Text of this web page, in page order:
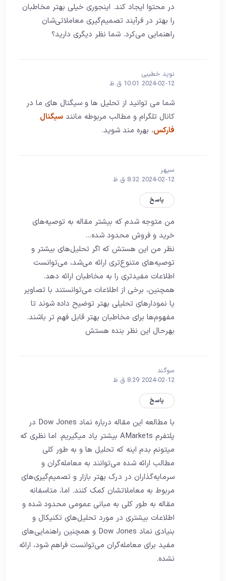
در محتوا ایجاد کند. اینجوری خیلی بهتر مخاطبان
را بهتر در فرآیند تصمیم‌گیری معاملاتی‌شان
راهنمایی می‌کرد. شما نظر دیگری دارید؟
نوید خطیبی
2024-02-12 10:01 ق.ظ
شما می توانید از تحلیل ها و سیگنال های ما در
کانال تلگرام و مطالب مربوطه مانند سیگنال
فارکس، بهره مند شوید.
سپهر
2024-02-12 8:32 ق.ظ
پاسخ
من متوجه شدم که بیشتر مقاله به توصیه‌های
خرید و فروش محدود شده…
نظر من این هستش که اگر تحلیل‌های بیشتر و
توصیه‌های متنوع‌تری ارائه می‌شد، می‌توانست
اطلاعات مفیدتری را به مخاطبان ارائه دهد.
همچنین، برخی از اطلاعات می‌توانستند با تصاویر
یا نمودارهای تحلیلی بهتر توضیح داده شوند تا
مفهوم‌ها برای مخاطبان بهتر قابل فهم تر باشند.
بهرحال این نظر بنده هستش
سوگند
2024-02-12 8:29 ق.ظ
پاسخ
با مطالعه این مقاله درباره نماد Dow Jones در
پلتفرم AMarkets بیشتر یاد میگیریم. اما نظری که
میتونم بدم اینه که تحلیل ها و به طور کلی
مطالب ارائه شده می‌توانند به معامله‌گران و
سرمایه‌گذاران در درک بهتر بازار و تصمیم‌گیری‌های
مربوط به معاملاتشان کمک کنند. اما، متاسفانه
مقاله به طور کلی به مبانی عمومی محدود شده و
اطلاعات بیشتری در مورد تحلیل‌های تکنیکال و
بنیادی نماد Dow Jones و همچنین راهنمایی‌های
مفید برای معامله‌گران می‌توانست فراهم شود، ارائه
نشده.